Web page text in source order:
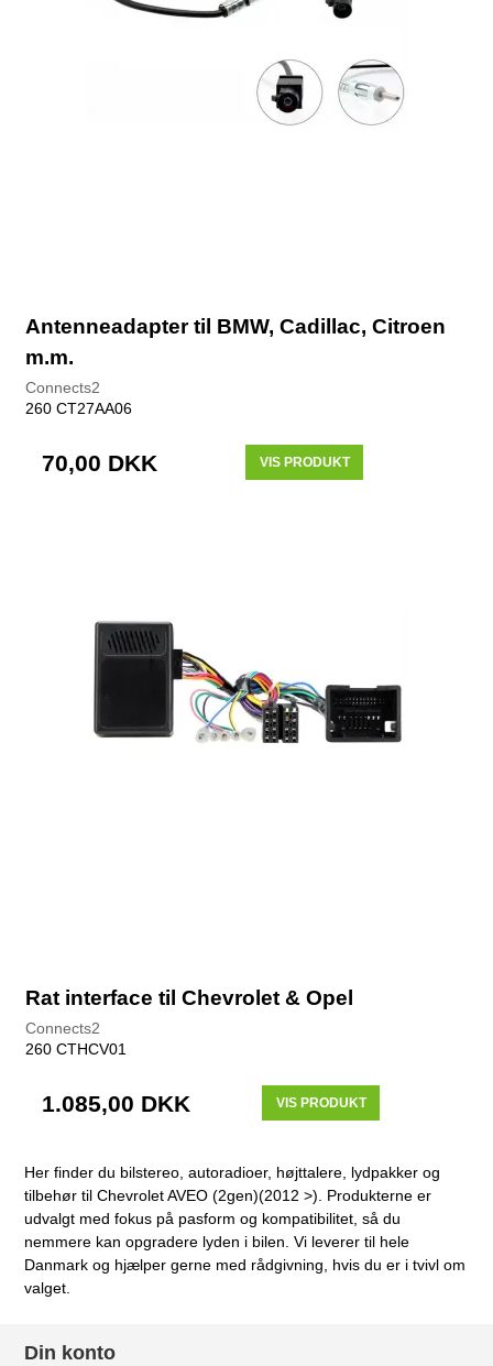
Antenneadapter til BMW, Cadillac, Citroen
m.m.
Connects2
260 CT27AA06
70,00 DKK VIS PRODUKT
Rat interface til Chevrolet & Opel
Connects2
260 CTHCV01
1.085,00 DKK VIS PRODUKT
Her finder du bilstereo, autoradioer, højttalere, lydpakker og
tilbehør til Chevrolet AVEO (2gen)(2012 >). Produkterne er
udvalgt med fokus på pasform og kompatibilitet, så du
nemmere kan opgradere lyden i bilen. Vi leverer til hele
Danmark og hjælper gerne med rådgivning, hvis du er i tvivl om
valget.
Din konto